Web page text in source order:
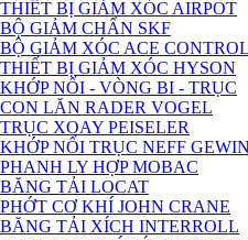
THIẾT BỊ GIẢM XÓC AIRPOT
BỘ GIẢM CHẤN SKF
BỘ GIẢM XÓC ACE
THIẾT BỊ GIẢM XÓC HYSON
KHỚP NỐI - VÒNG BI - TRỤC
CON LĂN RADER VOGEL
TRỤC XOAY PEISELER
KHỚP NỐI TRỤC NEFF
PHANH LY HỢP MOBAC
BĂNG TẢI LOCAT
PHỚT CƠ KHÍ JOHN CRANE
BĂNG TẢI XÍCH INTERROLL